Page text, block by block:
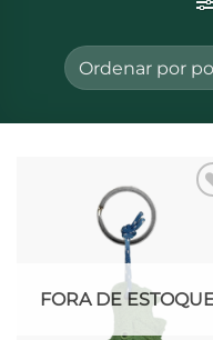
FORA DE